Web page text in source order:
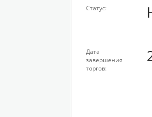
Статус:
Дата
завершения
торгов: